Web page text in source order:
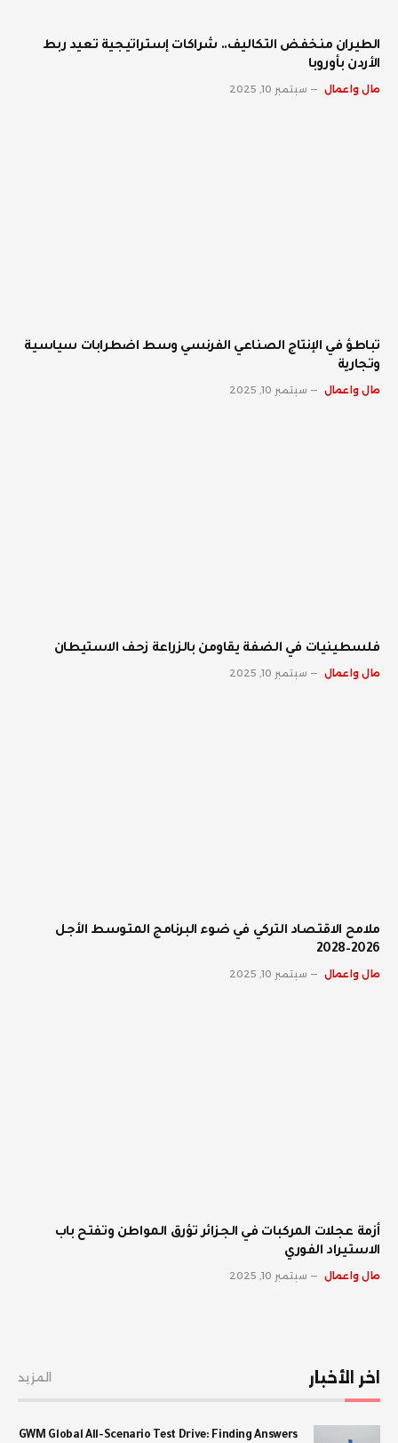
الطيران منخفض التكاليف.. شراكات إستراتيجية تعيد ربط
الأردن بأوروبا
مال واعمال سبتمبر 10, 2025
تباطؤ في الإنتاج الصناعي الفرنسي وسط اضطرابات سياسية
وتجارية
مال واعمال سبتمبر 10, 2025
فلسطينيات في الضفة يقاومن بالزراعة زحف الاستيطان
مال واعمال سبتمبر 10, 2025
ملامح الاقتصاد التركي في ضوء البرنامج المتوسط الأجل
2026–2028
مال واعمال سبتمبر 10, 2025
أزمة عجلات المركبات في الجزائر تؤرق المواطن وتفتح باب
الاستيراد الفوري
مال واعمال سبتمبر 10, 2025
اخر الأخبار المزيد
GWM Global All-Scenario Test Drive: Finding Answers